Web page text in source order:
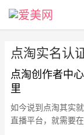
点淘实名认
点淘创作者中
里
如今说到点淘其实
直播平台，就需要